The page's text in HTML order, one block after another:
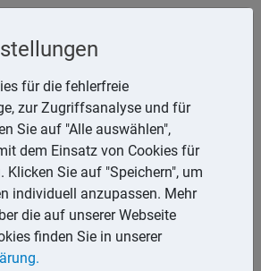
Lexika
Suchen
Zahnwurzeln, die im
werden. Auf dem Implantat kann der
aufsetzen, etwa eine Krone
für die fehlerfreie
zur Zugriffsanalyse und für
Sie auf "Alle auswählen",
dem Einsatz von Cookies für
Klicken Sie auf "Speichern", um
individuell anzupassen. Mehr
die auf unserer Webseite
finden Sie in unserer